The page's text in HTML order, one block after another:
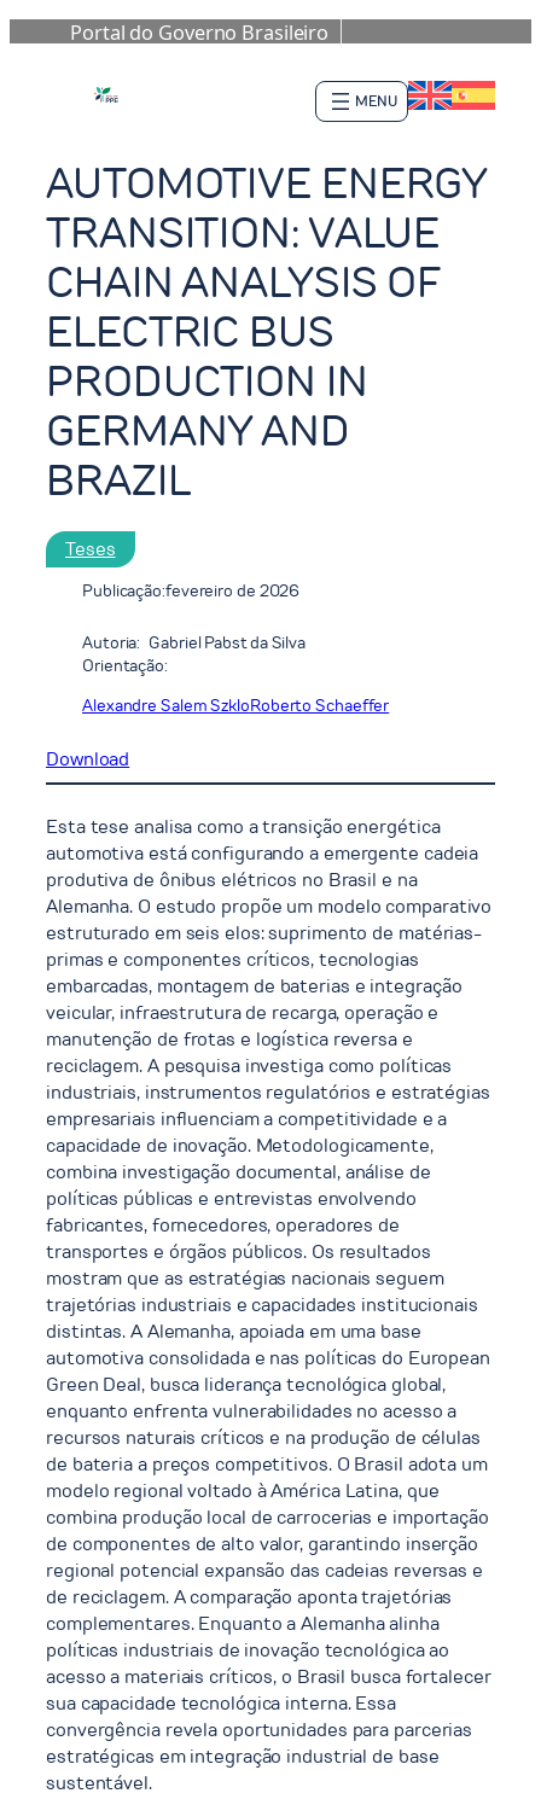
Portal do Governo Brasileiro
para
o
AUTOMOTIVE ENERGY
TRANSITION: VALUE
CHAIN ANALYSIS OF
ELECTRIC BUS
PRODUCTION IN
GERMANY AND
BRAZIL
Teses
Publicação:fevereiro de 2026
Autoria: Gabriel Pabst da Silva
Orientação:
Alexandre Salem SzkloRoberto Schaeffer
Download
Esta tese analisa como a transição energética
automotiva está configurando a emergente cadeia
produtiva de ônibus elétricos no Brasil e na
Alemanha. O estudo propõe um modelo comparativo
estruturado em seis elos: suprimento de matérias-
primas e componentes críticos, tecnologias
embarcadas, montagem de baterias e integração
veicular, infraestrutura de recarga, operação e
manutenção de frotas e logística reversa e
reciclagem. A pesquisa investiga como políticas
industriais, instrumentos regulatórios e estratégias
empresariais influenciam a competitividade e a
capacidade de inovação. Metodologicamente,
combina investigação documental, análise de
políticas públicas e entrevistas envolvendo
fabricantes, fornecedores, operadores de
transportes e órgãos públicos. Os resultados
mostram que as estratégias nacionais seguem
trajetórias industriais e capacidades institucionais
distintas. A Alemanha, apoiada em uma base
automotiva consolidada e nas políticas do European
Green Deal, busca liderança tecnológica global,
enquanto enfrenta vulnerabilidades no acesso a
recursos naturais críticos e na produção de células
de bateria a preços competitivos. O Brasil adota um
modelo regional voltado à América Latina, que
combina produção local de carrocerias e importação
de componentes de alto valor, garantindo inserção
regional potencial expansão das cadeias reversas e
de reciclagem. A comparação aponta trajetórias
complementares. Enquanto a Alemanha alinha
políticas industriais de inovação tecnológica ao
acesso a materiais críticos, o Brasil busca fortalecer
sua capacidade tecnológica interna. Essa
convergência revela oportunidades para parcerias
estratégicas em integração industrial de base
sustentável.